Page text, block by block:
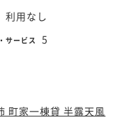
利用なし
サービス 5
町家一棟貸 半露天風